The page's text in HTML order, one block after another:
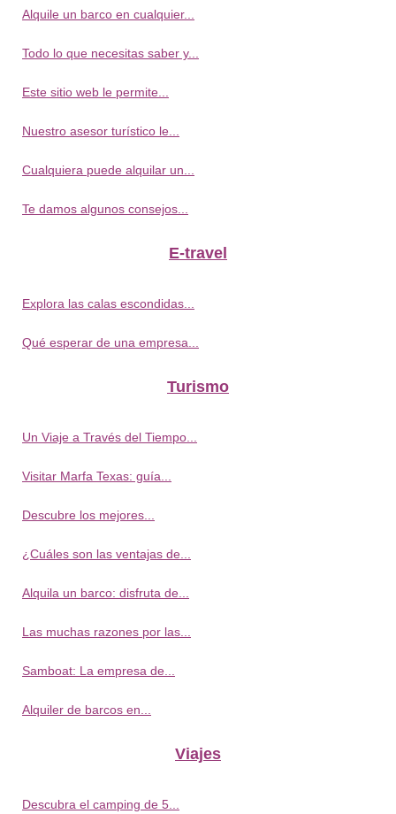
Alquile un barco en cualquier...
Todo lo que necesitas saber y...
Este sitio web le permite...
Nuestro asesor turístico le...
Cualquiera puede alquilar un...
Te damos algunos consejos...
E-travel
Explora las calas escondidas...
Qué esperar de una empresa...
Turismo
Un Viaje a Través del Tiempo...
Visitar Marfa Texas: guía...
Descubre los mejores...
¿Cuáles son las ventajas de...
Alquila un barco: disfruta de...
Las muchas razones por las...
Samboat: La empresa de...
Alquiler de barcos en...
Viajes
Descubra el camping de 5...